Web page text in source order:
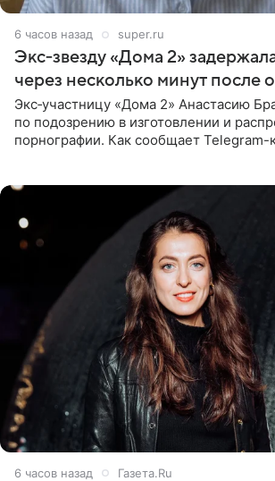
6 часов назад super.ru
Экс‑звезду «Дома 2»
через несколько минут после
Экс‑участницу «Дома 2» Анастасию
по подозрению в изготовлении и
порнографии. Как сообщает Telegram-
6 часов назад Газета.Ru